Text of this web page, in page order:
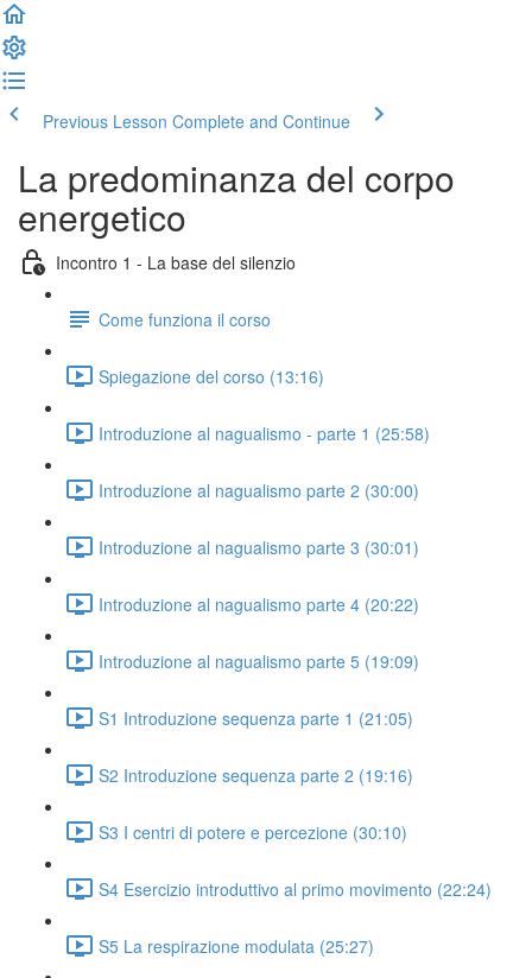
Previous Lesson Complete and Continue
La predominanza del corpo
energetico
Incontro 1 - La base del silenzio
Come funziona il corso
Spiegazione del corso (13:16)
Introduzione al nagualismo - parte 1 (25:58)
Introduzione al nagualismo parte 2 (30:00)
Introduzione al nagualismo parte 3 (30:01)
Introduzione al nagualismo parte 4 (20:22)
Introduzione al nagualismo parte 5 (19:09)
S1 Introduzione sequenza parte 1 (21:05)
S2 Introduzione sequenza parte 2 (19:16)
S3 I centri di potere e percezione (30:10)
S4 Esercizio introduttivo al primo movimento (22:24)
S5 La respirazione modulata (25:27)